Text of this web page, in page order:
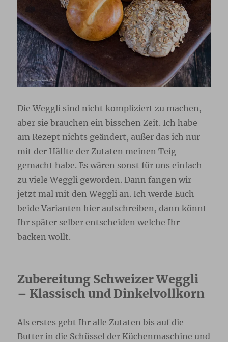
Die Weggli sind nicht kompliziert zu machen,
aber sie brauchen ein bisschen Zeit. Ich habe
am Rezept nichts geändert, außer das ich nur
mit der Hälfte der Zutaten meinen Teig
gemacht habe. Es wären sonst für uns einfach
zu viele Weggli geworden. Dann fangen wir
jetzt mal mit den Weggli an. Ich werde Euch
beide Varianten hier aufschreiben, dann könnt
Ihr später selber entscheiden welche Ihr
backen wollt.
Zubereitung Schweizer Weggli
– Klassisch und Dinkelvollkorn
Als erstes gebt Ihr alle Zutaten bis auf die
Butter in die Schüssel der Küchenmaschine und